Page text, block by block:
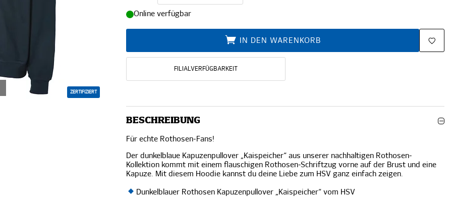
ZERTIFIZIERT
Online verfügbar
IN DEN WARENKORB
FILIALVERFÜGBARKEIT
BESCHREIBUNG
Für echte Rothosen-Fans!
Der dunkelblaue Kapuzenpullover „Kaispeicher“ aus unserer nachhaltigen Rothosen-
Kollektion kommt mit einem flauschigen Rothosen-Schriftzug vorne auf der Brust und eine
Kapuze. Mit diesem Hoodie kannst du deine Liebe zum HSV ganz einfach zeigen.
Dunkelblauer Rothosen Kapuzenpullover „Kaispeicher“ vom HSV